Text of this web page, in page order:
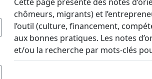
chômeurs, migrants) et
l’outil (culture, financement,
aux bonnes pratiques. Les notes
et/ou la recherche par mots-clés